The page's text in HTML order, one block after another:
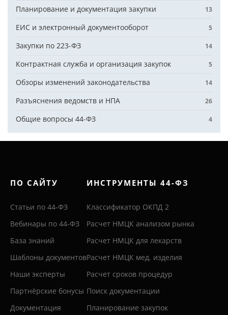
Планирование и документация закупки 13
ЕИС и электронный документооборот 5
Закупки по 223-ФЗ 14
Контрактная служба и организация закупок 5
Обзоры изменений законодательства 14
Разъяснения ведомств и НПА 26
Общие вопросы 44-ФЗ 4
ПО САЙТУ
Статьи по 44-ФЗ
Вебинары по 44-ФЗ
База знаний
Шаблоны документов
Наши эксперты
Партнёрские бонусы
Документация
ИНСТРУМЕНТЫ 44-ФЗ
Классификатор ОКПД 2
Расчет НМЦК анализом рынка
Расчет НМЦК для лекарств
Расчет НМЦК мед. изделия
Расчет сроков процедур
Поиск документации
Планирование закупок